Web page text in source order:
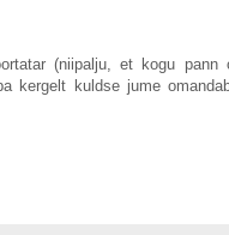
(niipalju, et kogu pann
kergelt kuldse jume